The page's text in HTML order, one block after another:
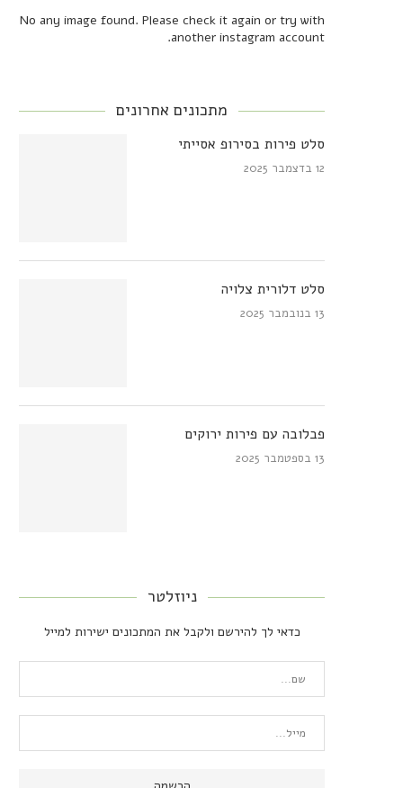
No any image found. Please check it again or try with
another instagram account.
מתכונים אחרונים
סלט פירות בסירופ אסייתי
12 בדצמבר 2025
סלט דלורית צלויה
13 בנובמבר 2025
פבלובה עם פירות ירוקים
13 בספטמבר 2025
ניוזלטר
כדאי לך להירשם ולקבל את המתכונים ישירות למייל